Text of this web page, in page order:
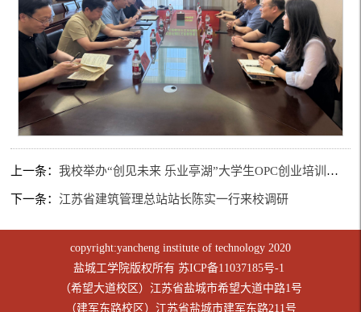
上一条：我校举办“创见未来 乐业亭湖”大学生OPC创业培训活动
下一条：江苏省建筑管理总站站长陈实一行来校调研
copyright:yancheng institute of technology 2020
盐城工学院版权所有 苏ICP备11037185号-1
（希望大道校区）江苏省盐城市希望大道中路1号
（建军东路校区）江苏省盐城市建军东路211号